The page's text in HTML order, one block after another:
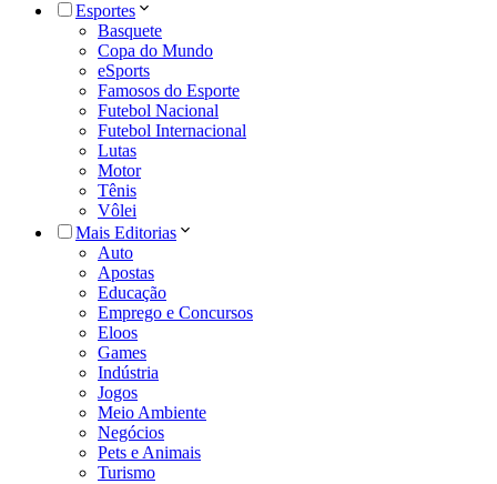
Esportes
Basquete
Copa do Mundo
eSports
Famosos do Esporte
Futebol Nacional
Futebol Internacional
Lutas
Motor
Tênis
Vôlei
Mais Editorias
Auto
Apostas
Educação
Emprego e Concursos
Eloos
Games
Indústria
Jogos
Meio Ambiente
Negócios
Pets e Animais
Turismo